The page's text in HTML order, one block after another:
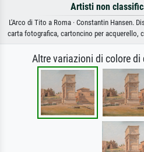
Artisti non
L'Arco di Tito a Roma · Constantin Hansen.
carta fotografica, cartoncino per acquerello,
Altre variazioni di colore